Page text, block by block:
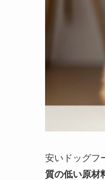
安いドッグフ
質の低い原材